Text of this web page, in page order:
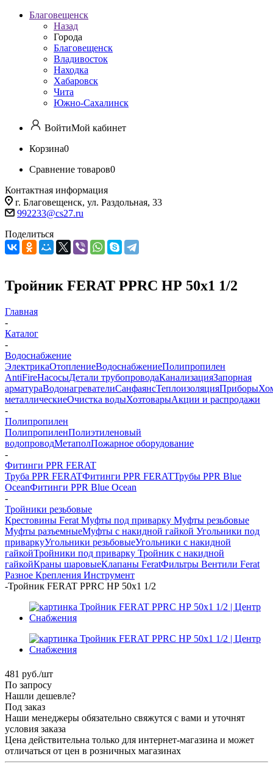
Благовещенск
Назад
Города
Благовещенск
Владивосток
Находка
Хабаровск
Чита
Южно-Сахалинск
ВойтиМой кабинет
Корзина0
Сравнение товаров0
Контактная информация
г. Благовещенск, ул. Раздольная, 33
992233@cs27.ru
Поделиться
Тройник FERAT PPRC НР 50х1 1/2
Главная
-
Каталог
-
Водоснабжение
ЭлектрикаОтоплениеВодоснабжениеПолипропилен
AntiFireНасосыДетали трубопроводаКанализацияЗапорная
арматураВодонагревателиСанфаянсТеплоизоляцияПриборы
металлическиеОчистка водыХозтоварыАкции и распродажи
-
Полипропилен
ПолипропиленПолиэтиленовый
водопроводМетаполПожарное оборудование
-
Фитинги PPR FERAT
Труба PPR FERATФитинги PPR FERATТрубы PPR Blue
OceanФитинги PPR Blue Ocean
-
Тройники резьбовые
Крестовины Ferat Муфты под приварку Муфты резьбовые
Муфты разъемныеМуфты с накидной гайкой Угольники под
приваркуУгольники резьбовыеУгольники с накидной
гайкойТройники под приварку Тройник с накидной
гайкойКраны шаровыеКлапаны FeratФильтры Вентили Ferat
Разное Крепления Инструмент
-Тройник FERAT PPRC НР 50х1 1/2
481 руб./шт
По запросу
Нашли дешевле?
Под заказ
Наши менеджеры обязательно свяжутся с вами и уточнят
условия заказа
Цена действительна только для интернет-магазина и может
отличаться от цен в розничных магазинах